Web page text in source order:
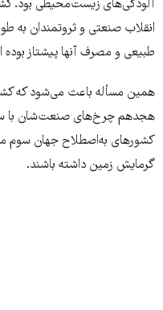
آلودگی‌های زیست‌محیطی بود.
انقلاب صنعتی و ثروتمندان به
طبیعی و مصرف آنها پیشتاز بوده
همین مسأله باعث می‌شود که
هجدهم چرخ‌های صنعت‌شان با
کشورهای به‌اصطلاح جهان سوم
گرمایش زمین داشته باشند.